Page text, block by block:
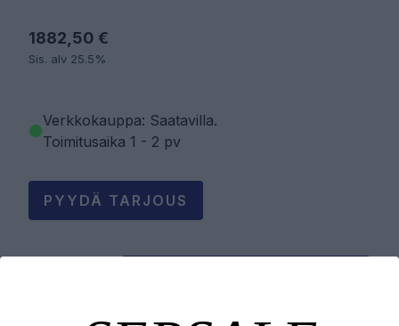
1882,50 €
Sis. alv 25.5%
Verkkokauppa: Saatavilla.
Toimitusaika 1 - 2 pv
PYYDÄ TARJOUS